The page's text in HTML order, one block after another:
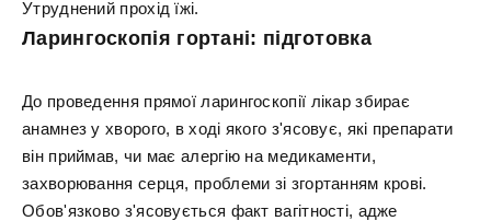
Утруднений прохід їжі.
Ларингоскопія гортані: підготовка
До проведення прямої ларингоскопії лікар збирає
анамнез у хворого, в ході якого з'ясовує, які препарати
він приймав, чи має алергію на медикаменти,
захворювання серця, проблеми зі згортанням крові.
Обов'язково з'ясовується факт вагітності, адже